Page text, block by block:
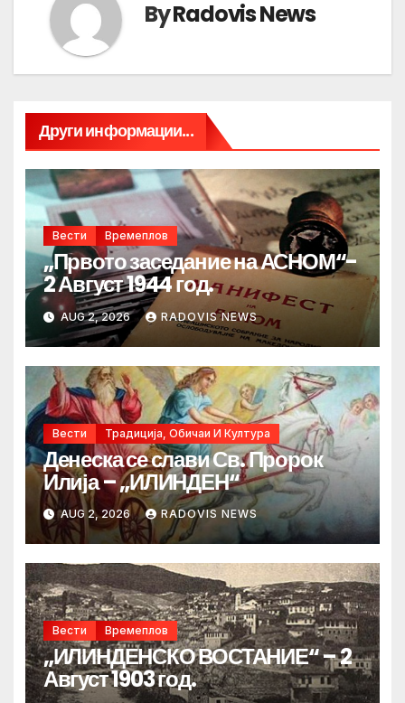
ByRadovis News
Други информации...
Вести Времеплов
„Првото заседание на АСНОМ“-
2 Август 1944 год.
AUG 2, 2026 RADOVIS NEWS
Вести Традиција, Обичаи И Култура
Денеска се слави Св. Пророк
Илија – „ИЛИНДЕН“
AUG 2, 2026 RADOVIS NEWS
Вести Времеплов
„ИЛИНДЕНСКО ВОСТАНИЕ“ – 2
Август 1903 год.